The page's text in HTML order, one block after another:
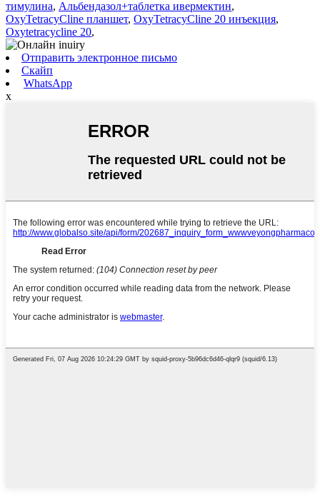
тимулина, Альбендазол+таблетка ивермектин,
OxyTetracyCline планшет, OxyTetracyCline 20 инъекция,
Oxytetracycline 20,
Отправить электронное письмо
Скайп
WhatsApp
x